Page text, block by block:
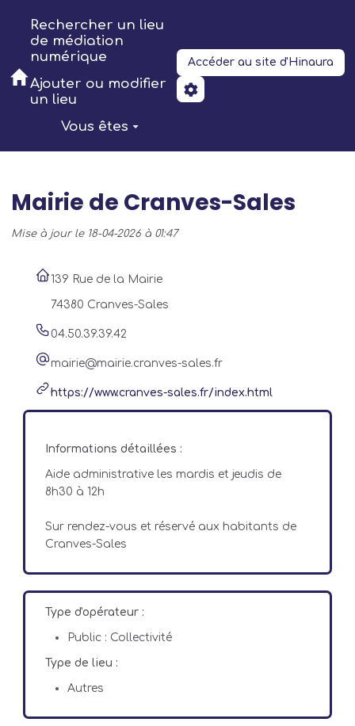
Aller au contenu principal
Rechercher un lieu
de médiation
numérique
Ajouter ou modifier
un lieu
Vous êtes
Accéder au site d'Hinaura
Mairie de Cranves-Sales
Mise à jour le 18-04-2026 à 01:47
139 Rue de la Mairie
74380 Cranves-Sales
04.50.39.39.42
mairie@mairie.cranves-sales.fr
https://www.cranves-sales.fr/index.html
Informations détaillées :
Aide administrative les mardis et jeudis de
8h30 à 12h
Sur rendez-vous et réservé aux habitants de
Cranves-Sales
Type d'opérateur :
Public : Collectivité
Type de lieu :
Autres